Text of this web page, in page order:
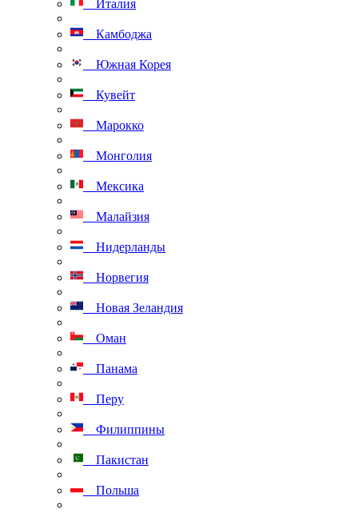
Италия
Камбоджа
Южная Корея
Кувейт
Марокко
Монголия
Мексика
Малайзия
Нидерланды
Норвегия
Новая Зеландия
Оман
Панама
Перу
Филиппины
Пакистан
Польша